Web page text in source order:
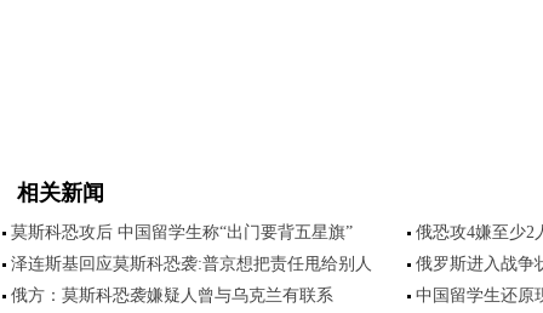
相关新闻
莫斯科恐攻后 中国留学生称“出门要背五星旗”
俄恐攻4嫌至少2
泽连斯基回应莫斯科恐袭:普京想把责任甩给别人
俄罗斯进入战争
俄方：莫斯科恐袭嫌疑人曾与乌克兰有联系
中国留学生还原